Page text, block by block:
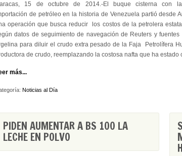
15 de octubre de 2014.-El buque cisterna con
de petróleo en la historia de Venezuela partió desde
operación que busca reducir los costos de la petrolera
datos de seguimiento de navegación de Reuters y
para diluir el crudo extra pesado de la Faja Petrolífera
de crudo, reemplazando la costosa nafta que ha
más...
Noticias al Día
PIDEN AUMENTAR A BS 100 LA
LECHE EN POLVO